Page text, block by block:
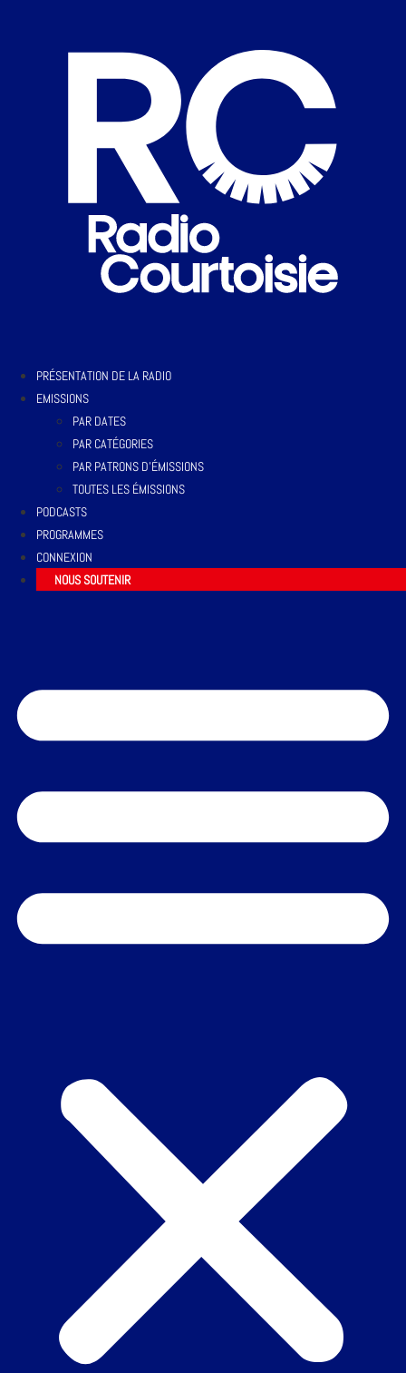
PRÉSENTATION DE LA RADIO
EMISSIONS
PAR DATES
PAR CATÉGORIES
PAR PATRONS D’ÉMISSIONS
TOUTES LES ÉMISSIONS
PODCASTS
PROGRAMMES
CONNEXION
NOUS SOUTENIR